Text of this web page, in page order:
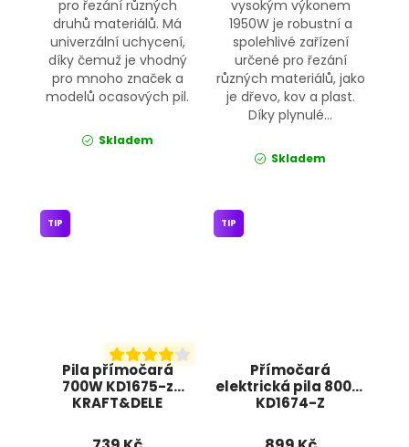
pro řezání různých
druhů materiálů. Má
univerzální uchycení,
díky čemuž je vhodný
pro mnoho značek a
modelů ocasových pil.
Skladem
vysokým výkonem
1950W je robustní a
spolehlivé zařízení
určené pro řezání
různých materiálů, jako
je dřevo, kov a plast.
Díky plynulé...
Skladem
Pila přímočará
700W KD1675-z
KRAFT&DELE
TIP
Přímočará
elektrická pila 800W
KD1674-Z
TIP